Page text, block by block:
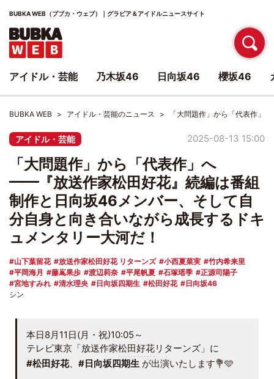
BUBKA WEB（ブブカ・ウェブ）｜グラビア＆アイドルニュースサイト
BUBKA WEB アイドル・芸能のニュース 「大問題作」から「代表作」
アイドル・芸能 2025-08-13 15:00
「大問題作」から「代表作」へ
━━『放送作家松田好花』続編は番組
制作と日向坂46メンバー、そして自
分自身と向き合いながら成長するドキ
ュメンタリー大河だ！
山下葉留花 放送作家松田好花 リターンズ 小西夏菜実
竹内希来里
平岡海月
藤嶌果歩 渡辺莉奈 平尾帆夏 石塚瑶季
正源司陽子
宮地すみれ
清水理央 日向坂四期生 松田好花
日向坂46
シン
本日8月11日(月・祝)10:05～
テレビ東京「放送作家松田好花リターンズ」に
#松田好花、 #日向坂四期生 が出演いたします💐🩵
アイドル・芸能 乃木坂46 日向坂46 櫻坂46